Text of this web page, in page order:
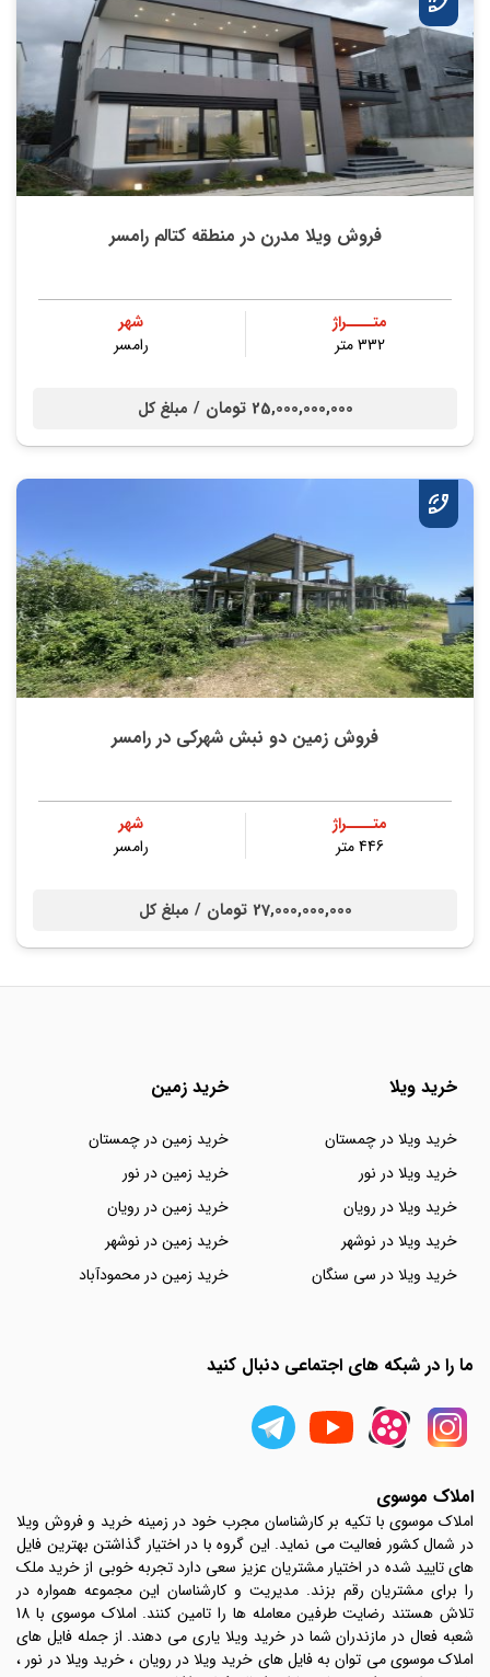
فروش ویلا مدرن در منطقه کتالم رامسر
متــــراژ
332 متر
شهر
رامسر
25,000,000,000 تومان / مبلغ کل
فروش زمین دو نبش شهرکی در رامسر
متــــراژ
446 متر
شهر
رامسر
27,000,000,000 تومان / مبلغ کل
خرید ویلا
خرید ویلا در چمستان
خرید ویلا در نور
خرید ویلا در رویان
خرید ویلا در نوشهر
خرید ویلا در سی سنگان
خرید زمین
خرید زمین در چمستان
خرید زمین در نور
خرید زمین در رویان
خرید زمین در نوشهر
خرید زمین در محمودآباد
ما را در شبکه های اجتماعی دنبال کنید
املاک موسوی
املاک موسوی با تکیه بر کارشناسان مجرب خود در زمینه خرید و فروش ویلا
در شمال کشور فعالیت می نماید. این گروه با در اختیار گذاشتن بهترین فایل
های تایید شده در اختیار مشتریان عزیز سعی دارد تجربه خوبی از خرید ملک
را برای مشتریان رقم بزند. مدیریت و کارشناسان این مجموعه همواره در
تلاش هستند رضایت طرفین معامله ها را تامین کنند. املاک موسوی با 18
شعبه فعال در مازندران شما در خرید ویلا یاری می دهند. از جمله فایل های
املاک موسوی می توان به فایل های خرید ویلا در رویان ، خرید ویلا در نور ،